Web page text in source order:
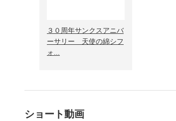
３０周年サンクスアニバ
ーサリー 天使の綿シフ
ォ...
ショート動画